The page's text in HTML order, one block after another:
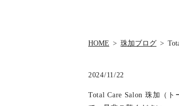
HOME 珠加ブログ
2024/11/22
Total Care Salon 珠加（